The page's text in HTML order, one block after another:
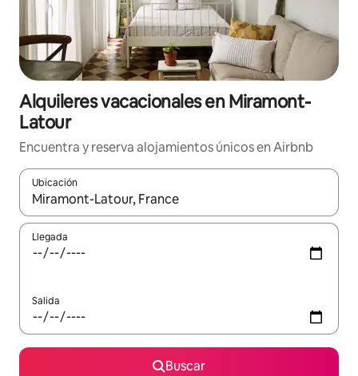
Alquileres vacacionales en Miramont-
Latour
Encuentra y reserva alojamientos únicos en Airbnb
Ubicación
Cuando los resultados estén disponibles, navega con las
Llegada
Salida
Buscar